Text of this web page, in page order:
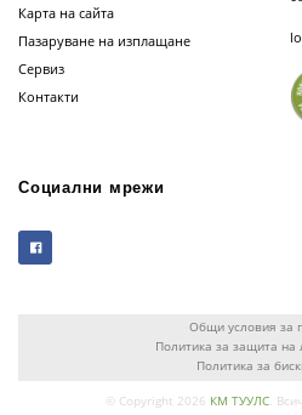
Карта на сайта
Пазаруване на изплащане
Сервиз
Контакти
Социални мрежи
Общи условия за
Политика за защита на
Политика за
© Copyright 2026 КМ ТУУЛС.